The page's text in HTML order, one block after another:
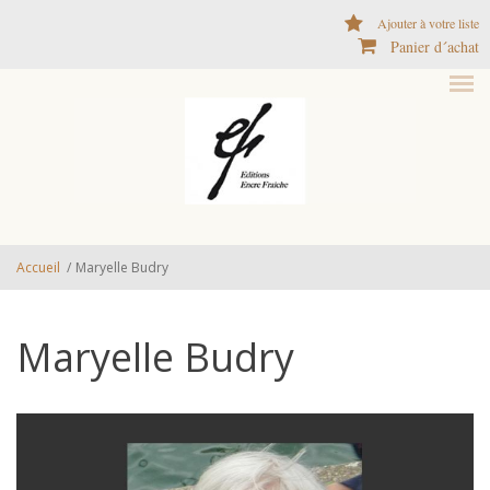
Ajouter à votre liste
Panier d´achat
Accueil / Maryelle Budry
Maryelle Budry